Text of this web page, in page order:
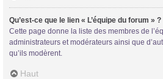
Qu’est-ce que le lien « L’équipe du forum » ?
Cette page donne la liste des membres de
administrateurs et modérateurs ainsi que
qu’ils modèrent.
Haut